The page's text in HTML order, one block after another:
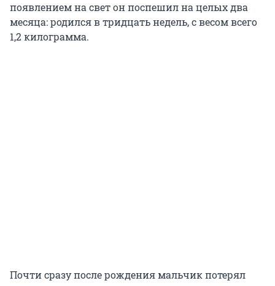
появлением на свет он поспешил на целых два
месяца: родился в тридцать недель, с весом всего
1,2 килограмма.
Почти сразу после рождения мальчик потерял